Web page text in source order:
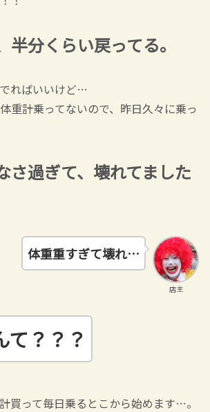
半分くらい戻ってる。
ればいいけど…
重計乗ってないので、昨日久々に乗っ
さ過ぎて、壊れてました
店主
体重重すぎて壊れ…
て？？？
買って毎日乗るとこから始めます…。